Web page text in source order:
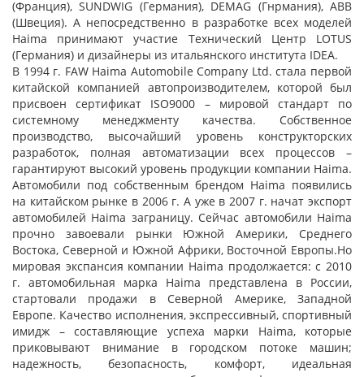
(Франция), SUNDWIG (Германия), DEMAG (Гнрмания), ABB
(Швеция). А непосредственно в разработке всех моделей
Haima принимают участие Технический Центр LOTUS
(Германия) и дизайнеры из итальянского института IDEA.
В 1994 г. FAW Haima Automobile Company Ltd. стала первой
китайской компанией автопроизводителем, которой был
присвоен сертификат ISO9000 – мировой стандарт по
системному менеджменту качества. Собственное
производство, высочайший уровень конструкторских
разработок, полная автоматизации всех процессов –
гарантируют высокий уровень продукции компании Haima.
Автомобили под собственным брендом Haima появились
на китайском рынке в 2006 г. А уже в 2007 г. начат экспорт
автомобилей Haima заграницу. Сейчас автомобили Haima
прочно завоевали рынки Южной Америки, Среднего
Востока, Северной и Южной Африки, Восточной Европы.Но
мировая экспансия компании Haima продолжается: с 2010
г. автомобильная марка Haima представлена в России,
стартовали продажи в Северной Америке, Западной
Европе. Качество исполнения, экспрессивный, спортивный
имидж – составляющие успеха марки Haima, которые
приковывают внимание в городском потоке машин;
надежность, безопасность, комфорт, идеальная